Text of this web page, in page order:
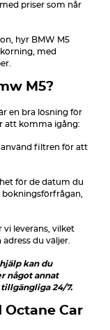
priser som når
hyr BMW M5
med
M5?
en bra lösning för
att komma igång:
använd filtren för att
för de datum du
vi leverans, vilket
du väljer.
kan du
något annat
24/7.
Octane Car